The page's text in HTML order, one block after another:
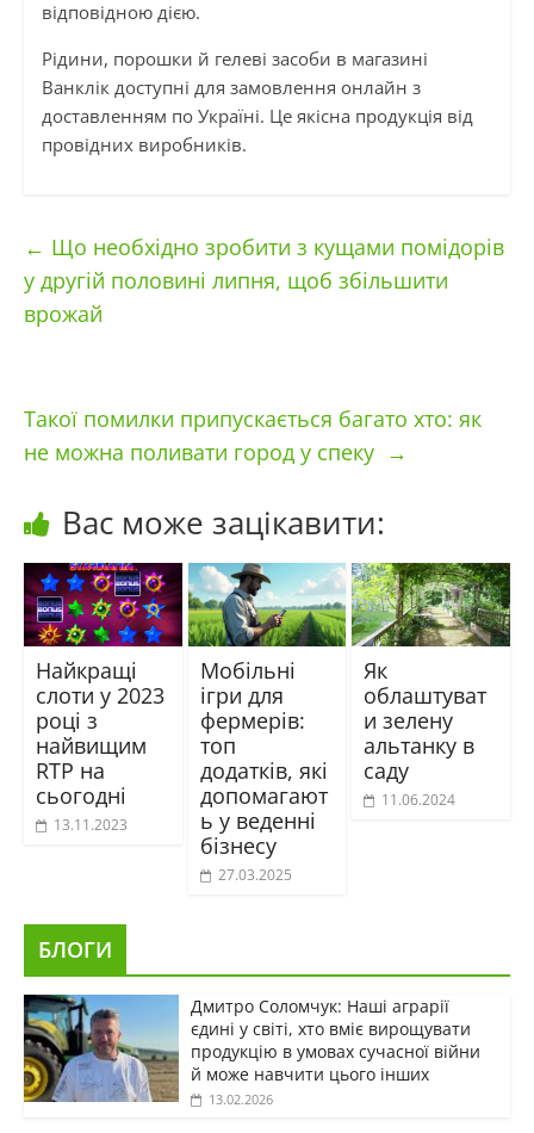
відповідною дією.
Рідини, порошки й гелеві засоби в магазині
Ванклік доступні для замовлення онлайн з
доставленням по Україні. Це якісна продукція від
провідних виробників.
← Що необхідно зробити з кущами помідорів
у другій половині липня, щоб збільшити
врожай
Такої помилки припускається багато хто: як
не можна поливати город у спеку →
Вас може зацікавити:
Найкращі
слоти у 2023
році з
найвищим
RTP на
сьогодні
13.11.2023
Мобільні
ігри для
фермерів:
топ
додатків, які
допомагают
ь у веденні
бізнесу
27.03.2025
Як
облаштуват
и зелену
альтанку в
саду
11.06.2024
БЛОГИ
Дмитро Соломчук: Наші аграрії
єдині у світі, хто вміє вирощувати
продукцію в умовах сучасної війни
й може навчити цього інших
13.02.2026